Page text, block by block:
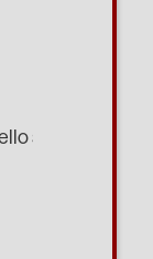
sviluppo di